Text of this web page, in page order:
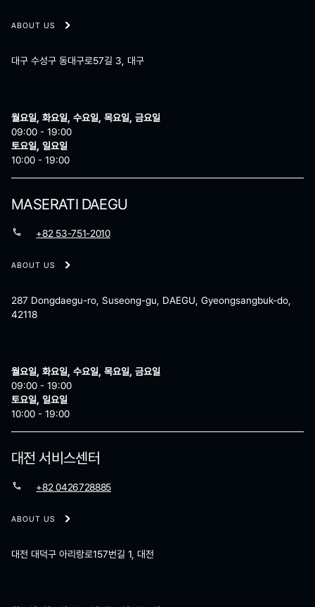
ABOUT US
대구 수성구 동대구로57길 3, 대구
월요일, 화요일, 수요일, 목요일, 금요일
09:00 - 19:00
토요일, 일요일
10:00 - 19:00
MASERATI DAEGU
+82 53-751-2010
ABOUT US
287 Dongdaegu-ro, Suseong-gu, DAEGU, Gyeongsangbuk-do,
42118
월요일, 화요일, 수요일, 목요일, 금요일
09:00 - 19:00
토요일, 일요일
10:00 - 19:00
대전 서비스센터
+82 0426728885
ABOUT US
대전 대덕구 아리랑로157번길 1, 대전